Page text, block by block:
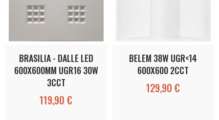
BRASILIA - DALLE LED
600X600MM UGR16 30W
3CCT
119,90 €
BELEM 38W UGR<14
600X600 2CCT
129,90 €